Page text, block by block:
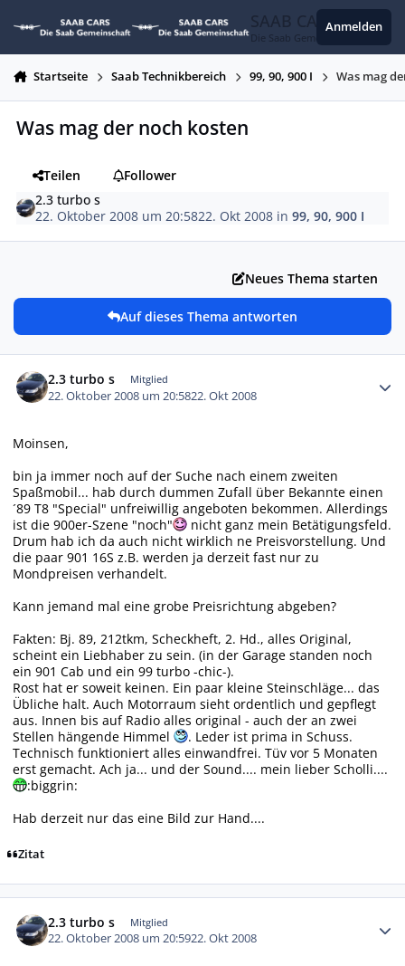
SAAB CARS
Die Saab Gemeinschaft
Anmelden
Startseite Saab Technikbereich 99, 90, 900 I Was mag
Was mag der noch kosten
Teilen
Follower
2.3 turbo s
22. Oktober 2008 um 20:5822. Okt 2008 in99, 90, 900 I
Neues Thema starten
Auf dieses Thema antworten
2.3 turbo s Mitglied
22. Oktober 2008 um 20:5822. Okt 2008
Moinsen,
bin ja immer noch auf der Suche nach einem zweiten
Spaßmobil... hab durch dummen Zufall über Bekannte einen
´89 T8 "Special" unfreiwillig angeboten bekommen. Allerdings
ist die 900er-Szene "noch"
nicht ganz mein Betätigungsfeld.
Drum hab ich da auch nicht wirklich ne Preisvorstellung. Und
die paar 901 16S z.B. werden ja derzeit fast nur zu
Mondpreisen verhandelt.
Kann jemand mal eine grobe Preisrichtung abgeben?
Fakten: Bj. 89, 212tkm, Scheckheft, 2. Hd., alles Original,
scheint ein Liebhaber zu sein. (in der Garage standen noch
ein 901 Cab und ein 99 turbo -chic-).
Rost hat er soweit keinen. Ein paar kleine Steinschläge... das
Übliche halt. Auch Motorraum sieht ordentlich und gepflegt
aus. Innen bis auf Radio alles original - auch der an zwei
Stellen hängende Himmel
. Leder ist prima in Schuss.
Technisch funktioniert alles einwandfrei. Tüv vor 5 Monaten
erst gemacht. Ach ja... und der Sound.... mein lieber Scholli....
:biggrin:
Hab derzeit nur das eine Bild zur Hand....
Zitat
2.3 turbo s Mitglied
22. Oktober 2008 um 20:5922. Okt 2008